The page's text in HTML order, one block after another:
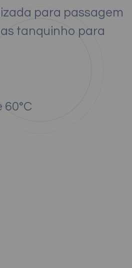
para passagem
tanquinho para